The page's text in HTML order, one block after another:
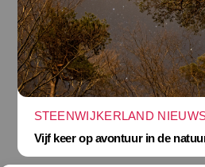
STEENWIJKERLAND
Vijf keer op avontuur in de